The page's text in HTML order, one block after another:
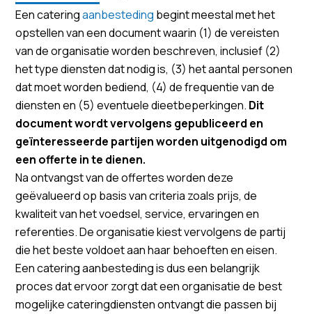
Een cateringaanbesteding begint meestal met het
opstellen van een document waarin (1) de vereisten
van de organisatie worden beschreven, inclusief (2)
het type diensten dat nodig is, (3) het aantal personen
dat moet worden bediend, (4) de frequentie van de
diensten en (5) eventuele dieetbeperkingen. Dit
document wordt vervolgens gepubliceerd en
geïnteresseerde partijen worden uitgenodigd om
een offerte in te dienen.
Na ontvangst van de offertes worden deze
geëvalueerd op basis van criteria zoals prijs, de
kwaliteit van het voedsel, service, ervaringen en
referenties. De organisatie kiest vervolgens de partij
die het beste voldoet aan haar behoeften en eisen.
Een catering aanbesteding is dus een belangrijk
proces dat ervoor zorgt dat een organisatie de best
mogelijke cateringdiensten ontvangt die passen bij